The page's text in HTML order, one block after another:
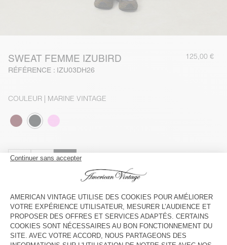
SWEAT FEMME IZUBIRD
RÉFÉRENCE : IZU03DH26
125,00 €
COULEUR | MARINE VINTAGE
S M L
Le mannequin mesure 167 cm et porte une taille S
GUIDE DES TAILLES
Livraison estiméeentre le mardi 11 août et le jeudi 13 août
AJOUTER AU PANIER